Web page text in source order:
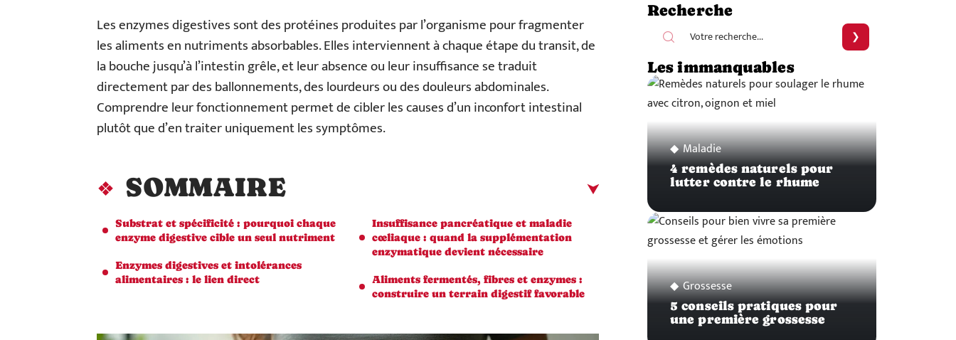
Les enzymes digestives sont des protéines produites par l’organisme pour fragmenter
les aliments en nutriments absorbables. Elles interviennent à chaque étape du transit, de
la bouche jusqu’à l’intestin grêle, et leur absence ou leur insuffisance se traduit
directement par des ballonnements, des lourdeurs ou des douleurs abdominales.
Comprendre leur fonctionnement permet de cibler les causes d’un inconfort intestinal
plutôt que d’en traiter uniquement les symptômes.
SOMMAIRE
Substrat et spécificité : pourquoi chaque
enzyme digestive cible un seul nutriment
Enzymes digestives et intolérances
alimentaires : le lien direct
Insuffisance pancréatique et maladie
cœliaque : quand la supplémentation
enzymatique devient nécessaire
Aliments fermentés, fibres et enzymes :
construire un terrain digestif favorable
Recherche
Les immanquables
Maladie
4 remèdes naturels pour
lutter contre le rhume
Grossesse
5 conseils pratiques pour
une première grossesse